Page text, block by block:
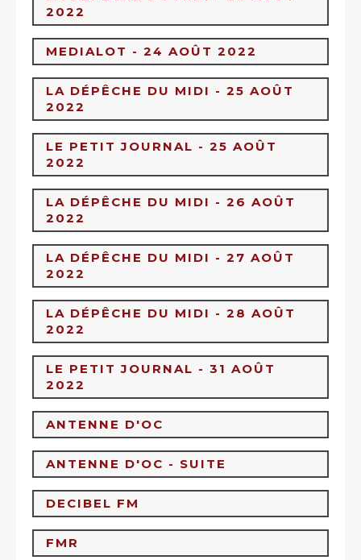
2022
MEDIALOT - 24 AOÛT 2022
LA DÉPÊCHE DU MIDI - 25 AOÛT
2022
LE PETIT JOURNAL - 25 AOÛT
2022
LA DÉPÊCHE DU MIDI - 26 AOÛT
2022
LA DÉPÊCHE DU MIDI - 27 AOÛT
2022
LA DÉPÊCHE DU MIDI - 28 AOÛT
2022
LE PETIT JOURNAL - 31 AOÛT
2022
ANTENNE D'OC
ANTENNE D'OC - SUITE
https://antenne-d-oc.fr/
DECIBEL FM
FMR